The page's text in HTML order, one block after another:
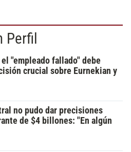
"empleado fallado" debe
crucial sobre Eurnekian y
no pudo dar precisiones
de $4 billones: "En algún